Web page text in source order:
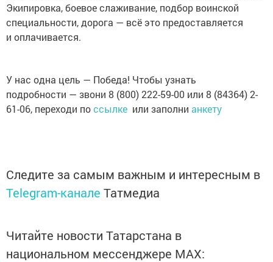
Экипировка, боевое слаживание, подбор воинской
специальности, дорога — всё это предоставляется
и оплачивается.
У нас одна цель — Победа! Чтобы узнать
подробности — звони 8 (800) 222-59-00 или 8 (84364) 2-
61-06, переходи поссылке или заполни анкету
Следите за самым важным и интересным в
Telegram-канале Татмедиа
Читайте новости Татарстана в
национальном мессенджере MАХ: